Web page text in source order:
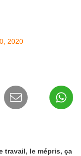
2020
travail, le mépris, ça